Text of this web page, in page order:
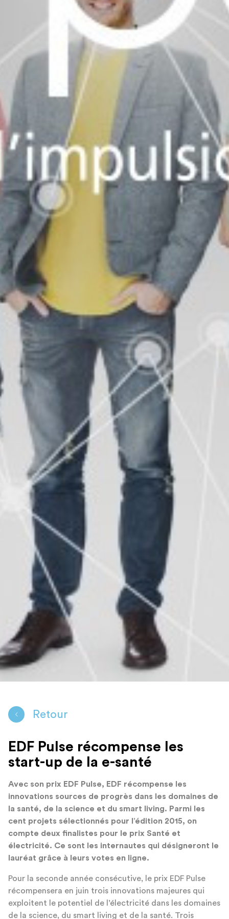
Retour
EDF Pulse récompense les
start-up de la e-santé
Avec son prix EDF Pulse, EDF récompense les
innovations sources de progrès dans les domaines de
la santé, de la science et du smart living. Parmi les
cent projets sélectionnés pour l’édition 2015, on
compte deux finalistes pour le prix Santé et
électricité. Ce sont les internautes qui désigneront le
lauréat grâce à leurs votes en ligne.
Pour la seconde année consécutive, le prix EDF Pulse
récompensera en juin trois innovations majeures qui
exploitent le potentiel de l’électricité dans les domaines
de la science, du smart living et de la santé. Trois